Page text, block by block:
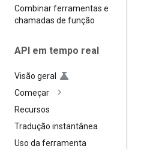
Combinar ferramentas e
chamadas de função
API em tempo real
Visão geral
Começar
Recursos
Tradução instantânea
Uso da ferramenta